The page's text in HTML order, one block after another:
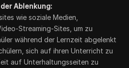
Ablenkung:
wie soziale Medien,
Streaming-Sites, um zu
während der Lernzeit abgelenkt
sich auf ihren Unterricht zu
auf Unterhaltungsseiten zu